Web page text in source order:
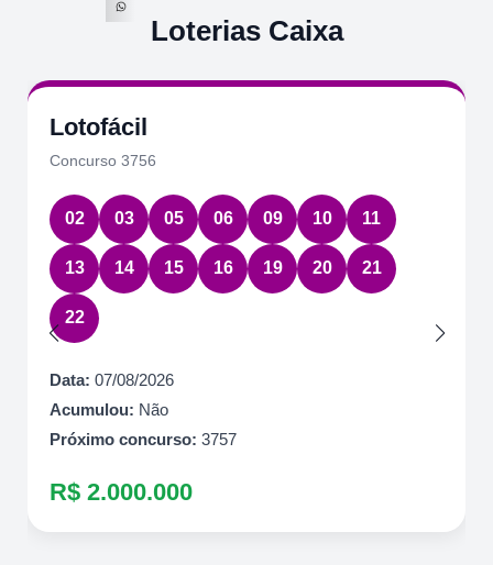
Loterias Caixa
Lotofácil
Concurso 3756
02 03 05 06 09 10 11
13 14 15 16 19 20 21
22
Data: 07/08/2026
Acumulou: Não
Próximo concurso: 3757
R$ 2.000.000